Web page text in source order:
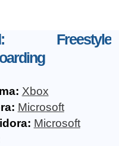
Freestyle
Xbox
Microsoft
Microsoft